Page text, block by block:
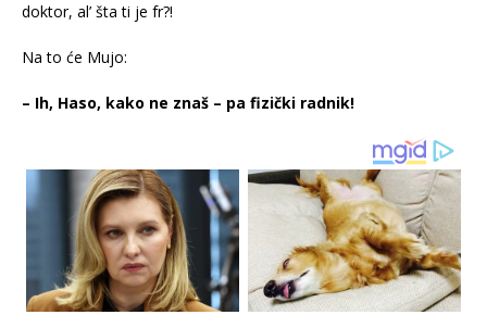
doktor, al’ šta ti je fr?!
Na to će Mujo:
– Ih, Haso, kako ne znaš – pa fizički radnik!